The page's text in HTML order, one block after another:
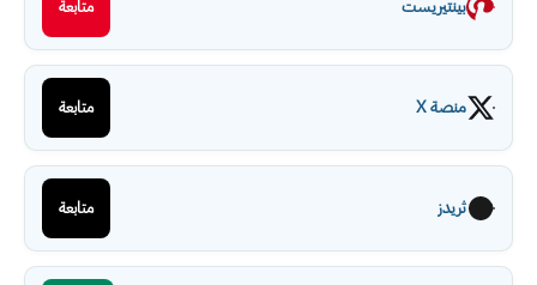
بينتيريست متابعة
منصة X متابعة
ثريدز متابعة